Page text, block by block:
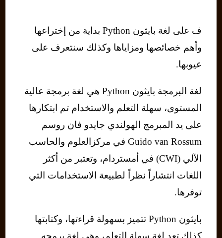
ف على لغة بايثون Python بداية من إختراعها
وأهم خصائصها ومزاياها وكذلك سنتعرف على
عيوبها.
لغة البرمجة بايثون Python هي لغة برمجة عالية
المستوى، سهلة التعلم والاستخدام تم ابتكارها
على يد المبرمج الهولندي جايدو فان روسم
Guido van Rossum في مركزالعلوم والحاسب
الآلي (CWI) في أمستردام، وتعتبر من أكثر
اللغات انتشاراً نظراً لطبيعة الاستخدامات التي
توفرها.
بايثون Python تتميز بسهولة قراءتها، وكتابتها
كذلك تعد لغة سهلة التعلم، وهي لغة برمجه